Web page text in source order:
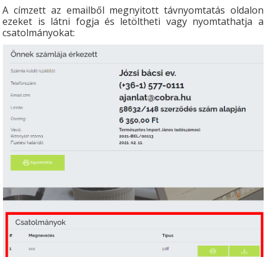
A címzett az emailből megnyitott távnyomtatás oldalon
ezeket is látni fogja és letöltheti vagy nyomtathatja a
csatolmányokat: